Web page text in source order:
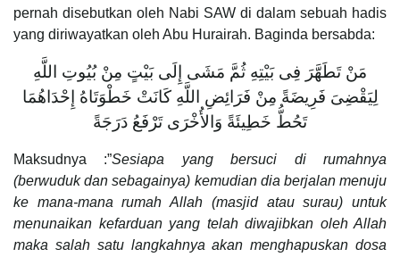
pernah disebutkan oleh Nabi SAW di dalam sebuah hadis
yang diriwayatkan oleh Abu Hurairah. Baginda bersabda:
مَنْ تَطَهَّرَ فِى بَيْتِهِ ثُمَّ مَشَى إِلَى بَيْتٍ مِنْ بُيُوتِ اللَّهِ
لِيَقْضِىَ فَرِيضَةً مِنْ فَرَائِضِ اللَّهِ كَانَتْ خَطْوَتَاهُ إِحْدَاهُمَا
تَحُطُّ خَطِيئَةً وَالأُخْرَى تَرْفَعُ دَرَجَةً
Maksudnya :”Sesiapa yang bersuci di rumahnya
(berwuduk dan sebagainya) kemudian dia berjalan menuju
ke mana-mana rumah Allah (masjid atau surau) untuk
menunaikan kefarduan yang telah diwajibkan oleh Allah
maka salah satu langkahnya akan menghapuskan dosa